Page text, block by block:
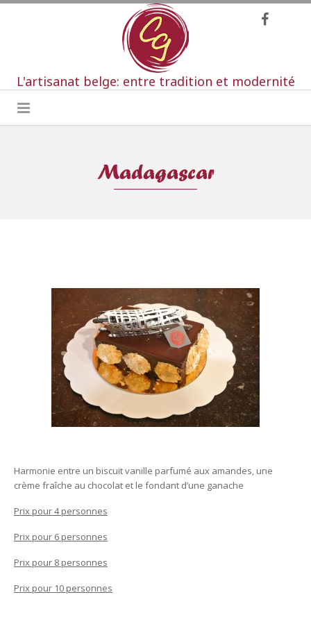
L'artisanat belge: entre tradition et modernité
Madagascar
Harmonie entre un biscuit vanille parfumé aux amandes, une
crème fraîche au chocolat et le fondant d’une ganache
Prix pour 4 personnes
Prix pour 6 personnes
Prix pour 8 personnes
Prix pour 10 personnes